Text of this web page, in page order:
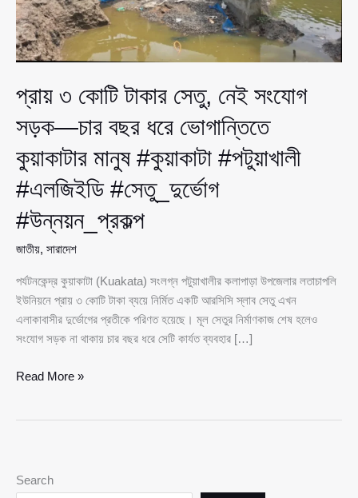
প্রায় ৩ কোটি টাকার সেতু, নেই সংযোগ
সড়ক—চার বছর ধরে ভোগান্তিতে
কুয়াকাটার মানুষ #কুয়াকাটা #পটুয়াখালী
#এলজিইডি #সেতু_দুর্ভোগ
#উন্নয়ন_প্রকল্প
জাতীয়, সারাদেশ
পর্যটনকেন্দ্র কুয়াকাটা (Kuakata) সংলগ্ন পটুয়াখালীর কলাপাড়া উপজেলার লতাচাপলি
ইউনিয়নে প্রায় ৩ কোটি টাকা ব্যয়ে নির্মিত একটি আরসিসি স্লাব সেতু এখন
এলাকাবাসীর দুর্ভোগের প্রতীকে পরিণত হয়েছে। মূল সেতুর নির্মাণকাজ শেষ হলেও
সংযোগ সড়ক না থাকায় চার বছর ধরে সেটি কার্যত ব্যবহার […]
প্রায়
সংযোগ
Read More »
Search